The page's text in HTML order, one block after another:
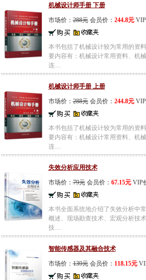
机械设计师手册 下册
市场价：288元会员价： 244.8元VIP
本书包括了机械设计较为常用的资
要内容有：机械设计常用资料、机
连....
机械设计师手册 上册
市场价：288元会员价： 244.8元VIP
本书包括了机械设计较为常用的资
要内容有：机械设计常用资料、机
连....
失效分析应用技术
市场价：79元会员价： 67.15元VIP
本书全面系统地介绍了失效分析中
概述、现场勘查技术、宏观分析技
技....
智能传感器及其融合技术
市场价：139元会员价： 118.15元